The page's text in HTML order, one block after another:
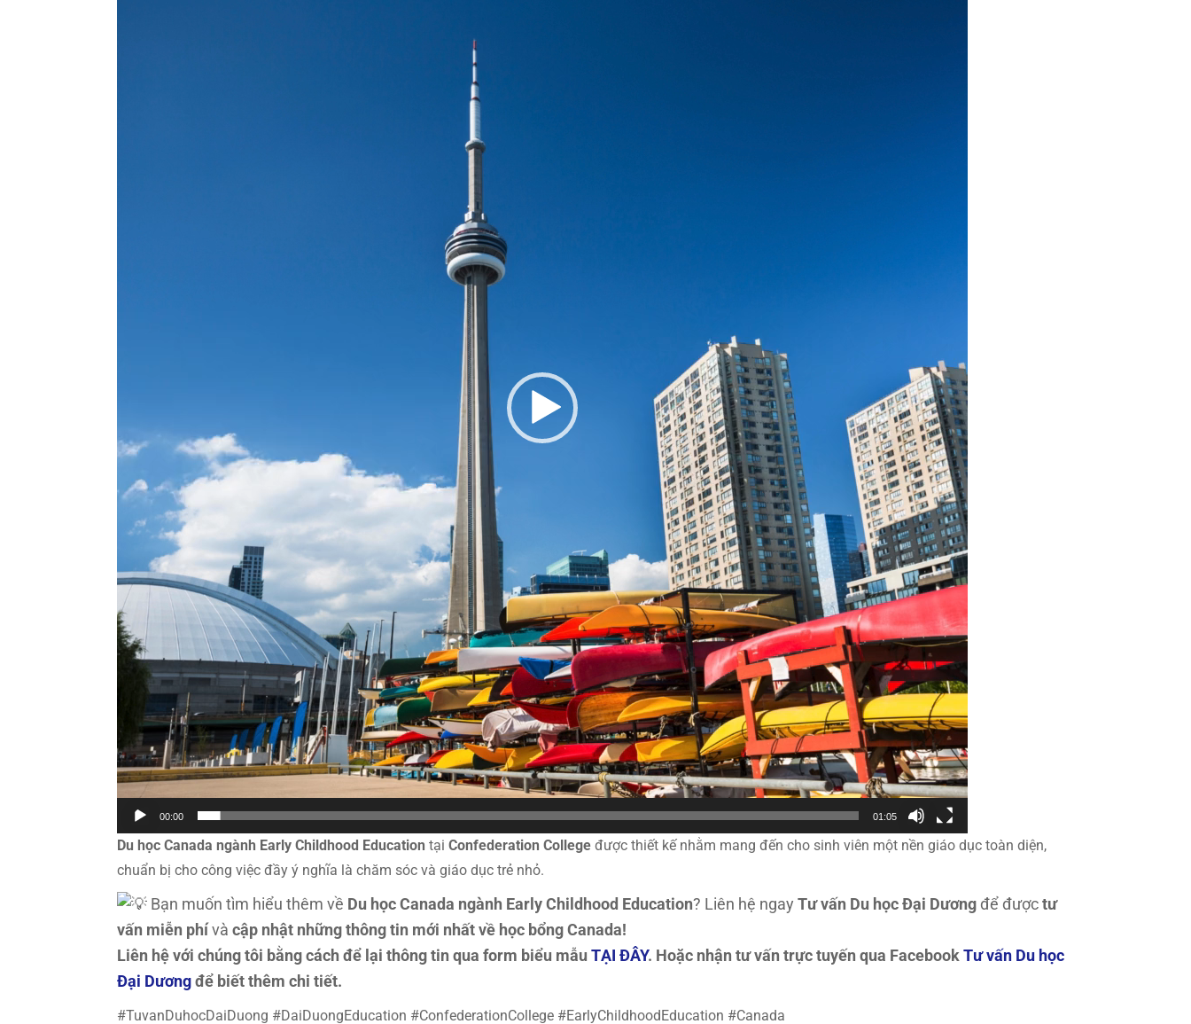
00:00 01:05
Du học Canada ngành Early Childhood Education tại Confederation College được thiết kế nhằm mang đến cho sinh viên một nền giáo dục toàn diện,
chuẩn bị cho công việc đầy ý nghĩa là chăm sóc và giáo dục trẻ nhỏ.
Bạn muốn tìm hiểu thêm về Du học Canada ngành Early Childhood Education? Liên hệ ngay Tư vấn Du học Đại Dương để đượctư
vấn miễn phívà cập nhật những thông tin mới nhất về học bổng Canada!
Liên hệ với chúng tôi bằng cách để lại thông tin qua form biểu mẫu TẠI ĐÂY. Hoặc nhận tư vấn trực tuyến qua FacebookTư vấn Du học
Đại Dươngđể biết thêm chi tiết.
#TuvanDuhocDaiDuong #DaiDuongEducation #ConfederationCollege #EarlyChildhoodEducation #Canada